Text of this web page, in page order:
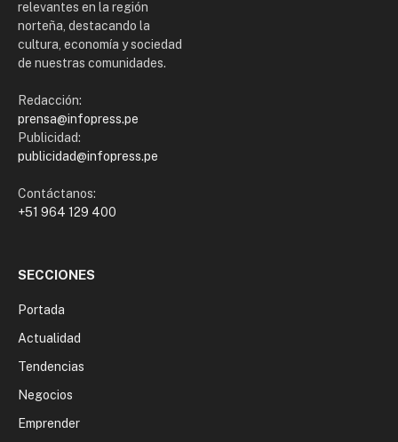
relevantes en la región
norteña, destacando la
cultura, economía y sociedad
de nuestras comunidades.
Redacción:
prensa@infopress.pe
Publicidad:
publicidad@infopress.pe
Contáctanos:
+51 964 129 400
SECCIONES
Portada
Actualidad
Tendencias
Negocios
Emprender